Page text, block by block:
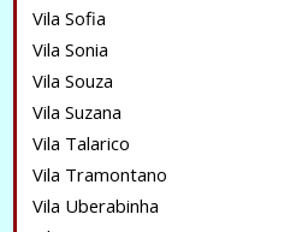
Vila Sofia
Vila Sonia
Vila Souza
Vila Suzana
Vila Talarico
Vila Tramontano
Vila Uberabinha